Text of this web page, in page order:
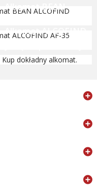
Alkomat BEAN
ALCOFIND
Kup dokładny